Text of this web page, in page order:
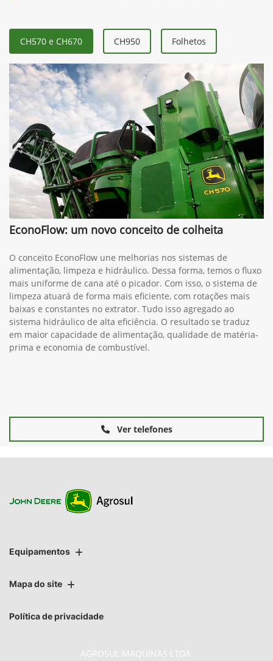
CH570 e CH670 CH950 Folhetos
EconoFlow: um novo conceito de colheita
O conceito EconoFlow une melhorias nos sistemas de
alimentação, limpeza e hidráulico. Dessa forma, temos o fluxo
mais uniforme de cana até o picador. Com isso, o sistema de
limpeza atuará de forma mais eficiente, com rotações mais
baixas e constantes no extrator. Tudo isso agregado ao
sistema hidráulico de alta eficiência. O resultado se traduz
em maior capacidade de alimentação, qualidade de matéria-
prima e economia de combustível.
Ver telefones
Equipamentos
Mapa do site
Política de privacidade
AGROSUL MAQUINAS LTDA